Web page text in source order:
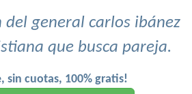
del general carlos ibánez
que busca pareja.
sin cuotas, 100% gratis!